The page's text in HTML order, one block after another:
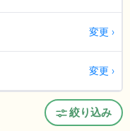
変更
変更
絞り込み